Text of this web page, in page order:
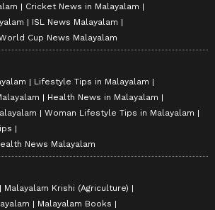
Cricket News in Malayalam
ISL News Malayalam
Cup News Malayalam
Lifestyle Tips in Malayalam
Health News in Malayalam
Woman Lifestyle Tips in Malayalam
News Malayalam
Malayalam Krishi (Agriculture)
Malayalam Books